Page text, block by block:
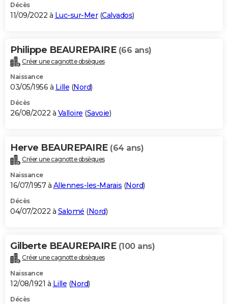
Décès
11/09/2022 à Luc-sur-Mer(Calvados)
Philippe BEAUREPAIRE (66 ans)
Créer une cagnotte obsèques
Naissance
03/05/1956 à Lille (Nord)
Décès
26/08/2022 à Valloire (Savoie)
Herve BEAUREPAIRE (64 ans)
Créer une cagnotte obsèques
Naissance
16/07/1957 à Allennes-les-Marais (Nord)
Décès
04/07/2022 à Salomé (Nord)
Gilberte BEAUREPAIRE (100 ans)
Créer une cagnotte obsèques
Naissance
12/08/1921 à Lille (Nord)
Décès